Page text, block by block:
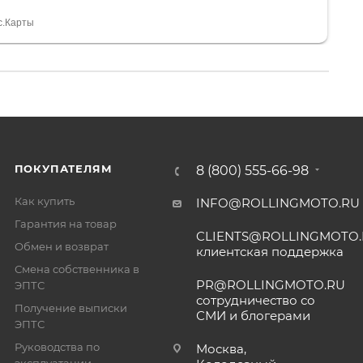
Дмитрию, за клиентоориентированность и
ПОКУПАТЕЛЯМ
Как купить
Гарантия на товар
Обмен и возврат
Смена собственника в
ЭПТС
Получение выписки
ЭПТС
Руководства по
8 (800) 555-66-98
INFO@ROLLINGMOTO.RU
клиентская поддержка
PR@ROLLINGMOTO.RU
сотрудничество со
СМИ и блогерами
Москва,